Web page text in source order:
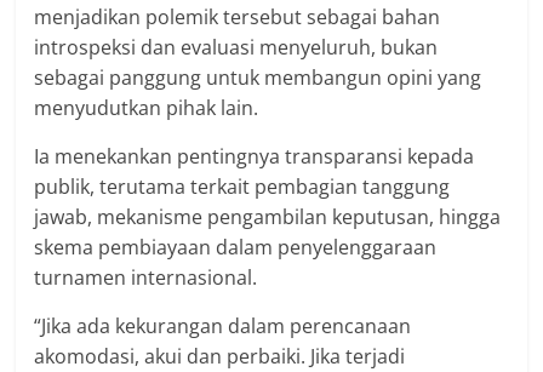
menjadikan polemik tersebut sebagai bahan
introspeksi dan evaluasi menyeluruh, bukan
sebagai panggung untuk membangun opini yang
menyudutkan pihak lain.
Ia menekankan pentingnya transparansi kepada
publik, terutama terkait pembagian tanggung
jawab, mekanisme pengambilan keputusan, hingga
skema pembiayaan dalam penyelenggaraan
turnamen internasional.
“Jika ada kekurangan dalam perencanaan
akomodasi, akui dan perbaiki. Jika terjadi